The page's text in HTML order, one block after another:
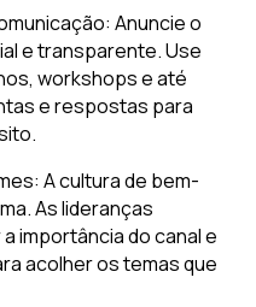
Anuncie o
e transparente. Use
workshops e até
e respostas para
A cultura de bem-
As lideranças
importância do canal e
acolher os temas que